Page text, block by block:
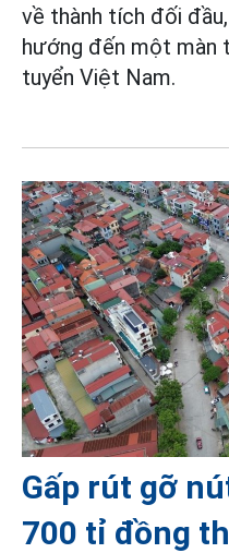
về thành tích đối đầu,
hướng đến một
tuyển Việt Nam.
Gấp rút gỡ
700 tỉ đồng